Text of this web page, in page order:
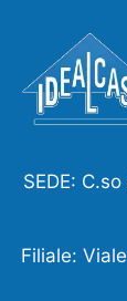
SEDE:
Filiale: